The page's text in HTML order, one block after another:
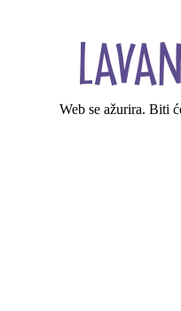
Web se ažurira. Biti